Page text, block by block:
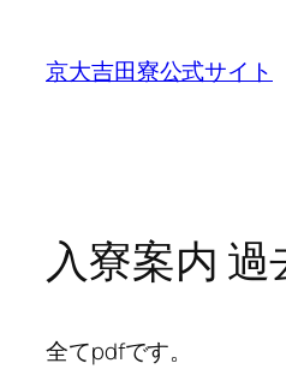
京大吉田寮公式サイト
入寮案内
全てpdfです。